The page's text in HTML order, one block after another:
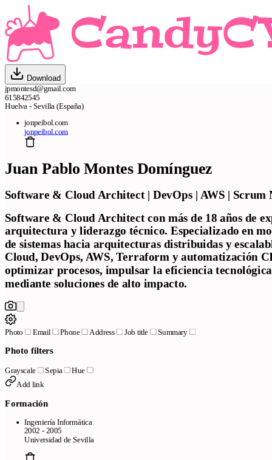
Download
jpmontesd@gmail.com
615842545
Huelva - Sevilla (España)
jonpeibol.com
jonpeibol.com
Juan Pablo Montes Domínguez
Software & Cloud Architect | DevOps | AWS | Scrum
Software & Cloud Architectcon más de 18 años de
arquitectura y liderazgo técnico. Especializado en
de sistemas hacia arquitecturas distribuidas y
Cloud, DevOps, AWS, Terraform y automatización
optimizar procesos, impulsar la eficiencia
mediante soluciones de alto impacto.
Photo Email Phone Address Job title Summary
Photo filters
Grayscale Sepia Hue
Add link
Formación
Ingeniería Informática
2002 - 2005
Universidad de Sevilla